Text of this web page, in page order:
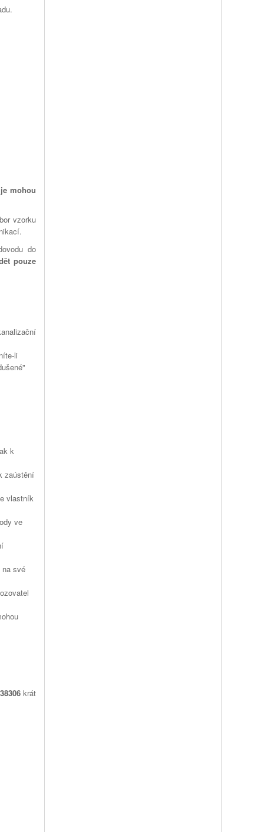
je mohou
vzorku
do
pouze
li
k
zaústění
vlastník
ve
na své
38306 krát